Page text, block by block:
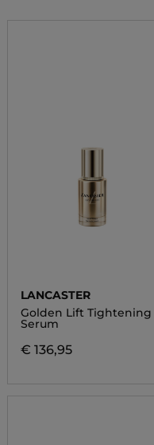
LANCASTER
Golden Lift Tightening
Serum
€ 136,95